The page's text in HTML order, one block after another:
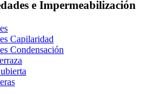
e Impermeabilización
Capilaridad
Condensación